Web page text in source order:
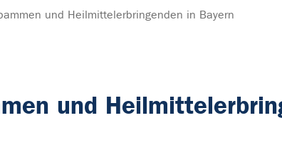
und Heilmittelerbringenden in Bayern
und